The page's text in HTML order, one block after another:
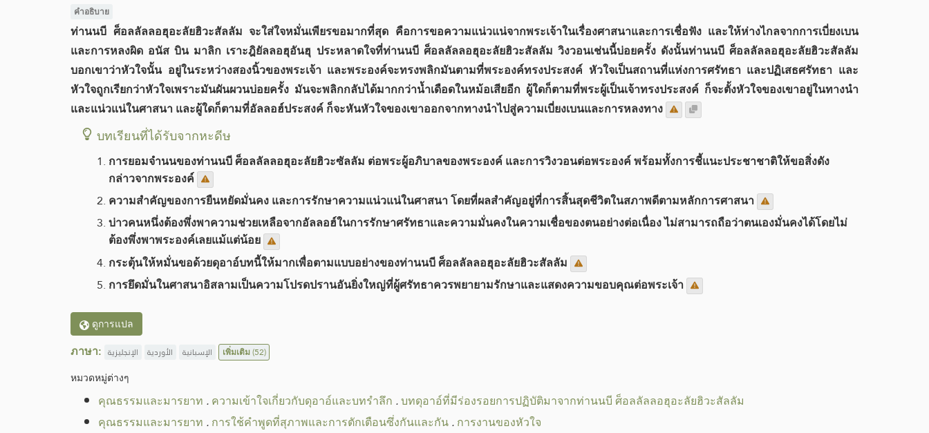
คำอธิบาย​
ท่านนบี ศ็อลลัลลอฮุอะลัยฮิวะสัลลัม จะใส่ใจหมั่นเพียรขอมากที่สุด คือการขอความแน่วแน่จากพระเจ้าในเรื่องศาสนาและการเชื่อฟัง และให้ห่างไกลจากการเบี่ยงเบน
และการหลงผิด อนัส บิน มาลิก เราะฎิยัลลอฮุอันฮุ ประหลาดใจที่ท่านนบี ศ็อลลัลลอฮุอะลัยฮิวะสัลลัม วิงวอนเช่นนี้บ่อยครั้ง ดังนั้นท่านนบี ศ็อลลัลลอฮุอะลัยฮิวะสัลลัม
บอกเขาว่าหัวใจนั้น อยู่ในระหว่างสองนิ้วของพระเจ้า และพระองค์จะทรงพลิกมันตามที่พระองค์ทรงประสงค์ หัวใจเป็นสถานที่แห่งการศรัทธา และปฏิเสธศรัทธา และ
หัวใจถูกเรียกว่าหัวใจเพราะมันผันผวนบ่อยครั้ง มันจะพลิกกลับได้มากกว่าน้ำเดือดในหม้อเสียอีก ผู้ใดก็ตามที่พระผู้เป็นเจ้าทรงประสงค์ ก็จะตั้งหัวใจของเขาอยู่ในทางนำ
และแน่วแน่ในศาสนา และผู้ใดก็ตามที่อัลลอฮ์ประสงค์ ก็จะหันหัวใจของเขาออกจากทางนำไปสู่ความเบี่ยงเบนและการหลงทาง
บทเรียนที่ได้รับจากหะดีษ
การยอมจำนนของท่านนบี ศ็อลลัลลอฮุอะลัยฮิวะซัลลัม ต่อพระผู้อภิบาลของพระองค์ และการวิงวอนต่อพระองค์ พร้อมทั้งการชี้แนะประชาชาติให้ขอสิ่งดัง
กล่าวจากพระองค์
ความสำคัญของการยืนหยัดมั่นคง และการรักษาความแน่วแน่ในศาสนา โดยที่ผลสำคัญอยู่ที่การสิ้นสุดชีวิตในสภาพดีตามหลักการศาสนา
บ่าวคนหนึ่งต้องพึ่งพาความช่วยเหลือจากอัลลอฮ์ในการรักษาศรัทธาและความมั่นคงในความเชื่อของตนอย่างต่อเนื่อง ไม่สามารถถือว่าตนเองมั่นคงได้โดยไม่
ต้องพึ่งพาพระองค์เลยแม้แต่น้อย
กระตุ้นให้หมั่นขอด้วยดุอาอ์บทนี้ให้มากเพื่อตามแบบอย่างของท่านนบี ศ็อลลัลลอฮุอะลัยฮิวะสัลลัม
การยึดมั่นในศาสนาอิสลามเป็นความโปรดปรานอันยิ่งใหญ่ที่ผู้ศรัทธาควรพยายามรักษาและแสดงความขอบคุณต่อพระเจ้า
ดูการแปล
ภาษา: الإنجليزية الأوردية الإسبانية เพิ่มเติม(52)
หมวดหมู่​ต่างๆ
คุณธรรมและมารยาท .ความเข้าใจเกี่ยวกับดุอาอ์และบทรำลึก .บทดุอาอ์ที่มีร่องรอยการปฏิบัติมาจากท่านนบี ศ็อลลัลลอฮุอะลัยฮิวะสัลลัม
คุณธรรมและมารยาท .การใช้คำพูดที่สุภาพและการตักเตือนซึ่งกันและกัน.การงานของหัวใจ